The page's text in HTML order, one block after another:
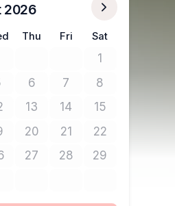
2026
Thu Fri Sat
1No tickets
available
tickets available
6No tickets available
7No tickets available
8No tickets
available
tickets available
13No tickets available
14No tickets available
15No tickets
available
tickets available
20No tickets available
21No tickets available
22No tickets
available
tickets available
27No tickets available
28No tickets available
29No tickets